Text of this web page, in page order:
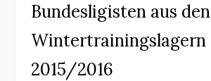
Bundesligisten aus den
Wintertrainingslagern
2015/2016